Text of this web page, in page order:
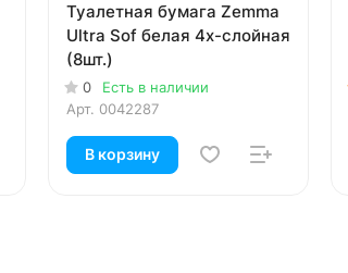
Туалетная бумага Zemma
Ultra Sof белая 4х-слойная
(8шт.)
0
Есть в наличии
Арт. 0042287
В корзину